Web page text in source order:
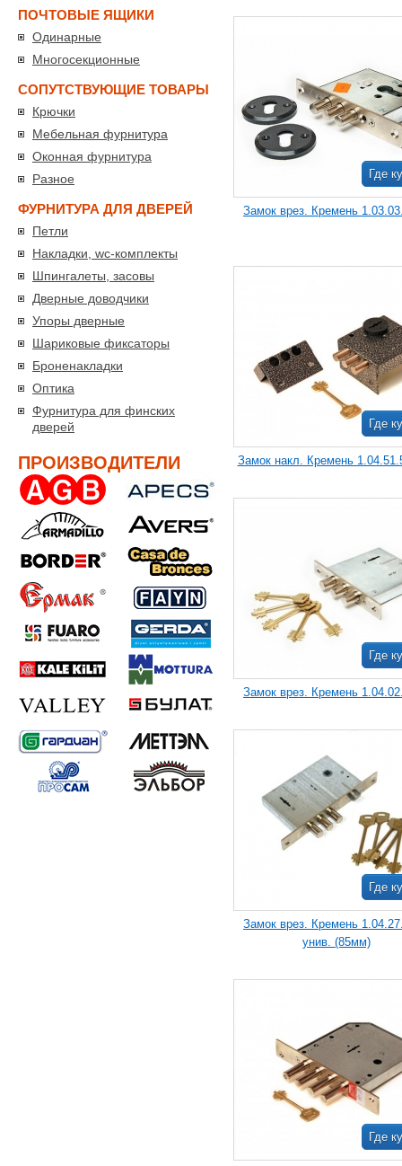
ПОЧТОВЫЕ ЯЩИКИ
Одинарные
Многосекционные
СОПУТСТВУЮЩИЕ ТОВАРЫ
Крючки
Мебельная фурнитура
Оконная фурнитура
Разное
ФУРНИТУРА ДЛЯ ДВЕРЕЙ
Петли
Накладки, wc-комплекты
Шпингалеты, засовы
Дверные доводчики
Упоры дверные
Шариковые фиксаторы
Броненакладки
Оптика
Фурнитура для финских
дверей
ПРОИЗВОДИТЕЛИ
Где
Замок врез. Кремень
Где
Замок накл. Кремень
Где
Замок врез. Кремень
Где
Замок врез. Кремень
унив. (85мм)
Где